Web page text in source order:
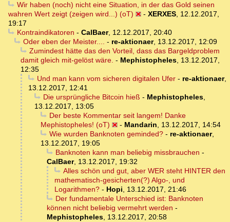
Wir haben (noch) nicht eine Situation, in der das Gold seinen
wahren Wert zeigt (zeigen wird...) (oT)
- XERXES, 12.12.2017,
19:17
Kontraindikatoren - CalBaer, 12.12.2017, 20:40
Oder eben der Meister.... - re-aktionaer, 13.12.2017, 12:09
Zumindest hätte das den Vorteil, dass das Bargeldproblem
damit gleich mit-gelöst wäre. - Mephistopheles, 13.12.2017,
12:35
Und man kann vom sicheren digitalen Ufer- re-aktionaer,
13.12.2017, 12:41
Die ursprüngliche Bitcoin hieß - Mephistopheles,
13.12.2017, 13:05
Der beste Kommentar seit langem! Danke
Mephistopheles! (oT)
- Mandarin, 13.12.2017, 14:54
Wie wurden Banknoten geminded?- re-aktionaer,
13.12.2017, 19:05
Banknoten kann man beliebig missbrauchen -
CalBaer, 13.12.2017, 19:32
Alles schön und gut, aber WER steht HINTER den
mathematisch-gesicherten(?) Algo-, und
Logarithmen? - Hopi, 13.12.2017, 21:46
Der fundamentale Unterschied ist: Banknoten
können nicht beliebig vermehrt werden -
Mephistopheles, 13.12.2017, 20:58